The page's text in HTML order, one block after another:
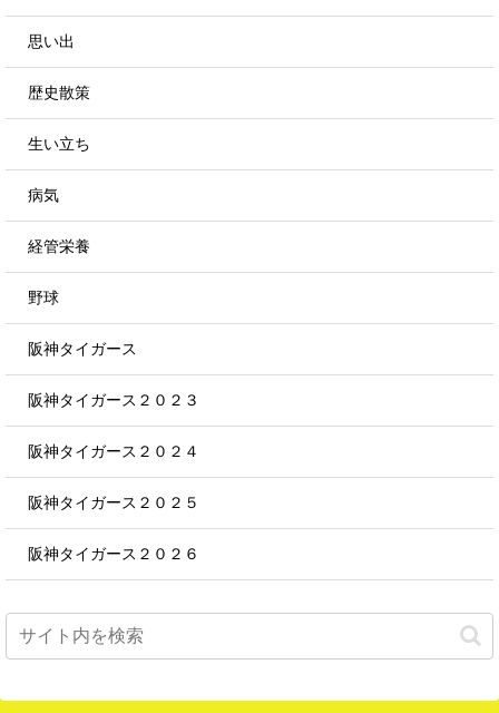
思い出
歴史散策
生い立ち
病気
経管栄養
野球
阪神タイガース
阪神タイガース２０２３
阪神タイガース２０２４
阪神タイガース２０２５
阪神タイガース２０２６